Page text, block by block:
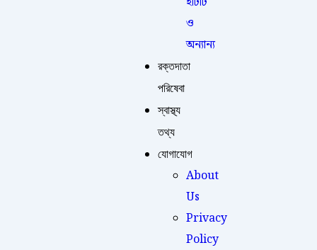
ও
অন্যান্য
রক্তদাতা
পরিষেবা
স্বাস্থ্য
তথ্য
যোগাযোগ
About
Us
Privacy
Policy